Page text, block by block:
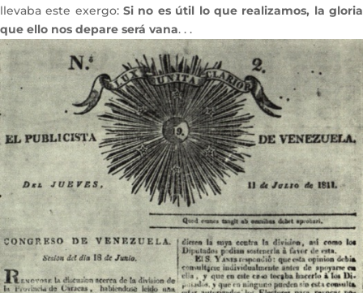
llevaba este exergo:Si no es útil lo que realizamos, la gloria
que ello nos depare será vana. . .